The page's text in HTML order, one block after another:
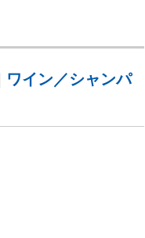
ワイン／シャンパ